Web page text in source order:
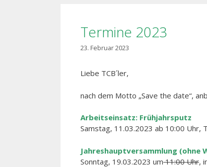
Termine 2023
23. Februar 2023
Liebe TCB´ler,
nach dem Motto „Save the date“,
Arbeitseinsatz: Frühjahrsputz
Samstag, 11.03.2023 ab 10:00 Uhr,
Jahreshauptversammlung (ohne
Sonntag, 19.03.2023 um11:00 Uhr,